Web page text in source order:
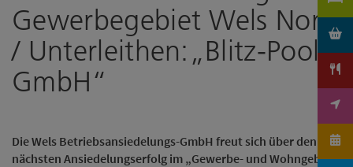
Gewerbegebiet Wels Nord
/ Unterleithen:„Blitz-Pool
GmbH“
Die Wels Betriebsansiedelungs-GmbH freut sich über den
nächsten Ansiedelungserfolg im „Gewerbe- und Wohngebiet